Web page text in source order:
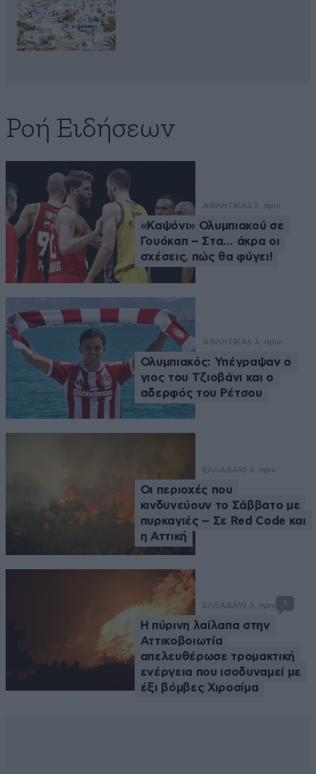
Ροή Ειδήσεων
ΑΘΛΗΤΙΚΑ3 λ. πριν
«Καψόνι» Ολυμπιακού σε
Γουόκαπ – Στα… άκρα οι
σχέσεις, πώς θα φύγει!
ΑΘΛΗΤΙΚΑ6 λ. πριν
Ολυμπιακός: Υπέγραψαν ο
γιος του Τζιοβάνι και ο
αδερφός του Ρέτσου
ΕΛΛΑΔΑ 10 λ. πριν
Οι περιοχές που
κινδυνεύουν το Σάββατο με
πυρκαγιές – Σε Red Code και
η Αττική
ΕΛΛΑΔΑ 19 λ. πριν 1
Η πύρινη λαίλαπα στην
Αττικοβοιωτία
απελευθέρωσε τρομακτική
ενέργεια που ισοδυναμεί με
έξι βόμβες Χιροσίμα